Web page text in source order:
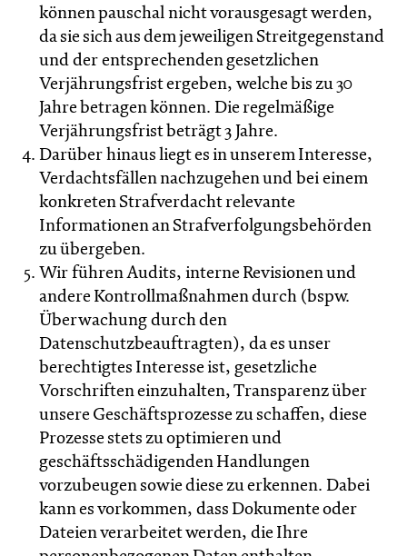
können pauschal nicht vorausgesagt werden,
da sie sich aus dem jeweiligen Streitgegenstand
und der entsprechenden gesetzlichen
Verjährungsfrist ergeben, welche bis zu 30
Jahre betragen können. Die regelmäßige
Verjährungsfrist beträgt 3 Jahre.
Darüber hinaus liegt es in unserem Interesse,
Verdachtsfällen nachzugehen und bei einem
konkreten Strafverdacht relevante
Informationen an Strafverfolgungsbehörden
zu übergeben.
Wir führen Audits, interne Revisionen und
andere Kontrollmaßnahmen durch (bspw.
Überwachung durch den
Datenschutzbeauftragten), da es unser
berechtigtes Interesse ist, gesetzliche
Vorschriften einzuhalten, Transparenz über
unsere Geschäftsprozesse zu schaffen, diese
Prozesse stets zu optimieren und
geschäftsschädigenden Handlungen
vorzubeugen sowie diese zu erkennen. Dabei
kann es vorkommen, dass Dokumente oder
Dateien verarbeitet werden, die Ihre